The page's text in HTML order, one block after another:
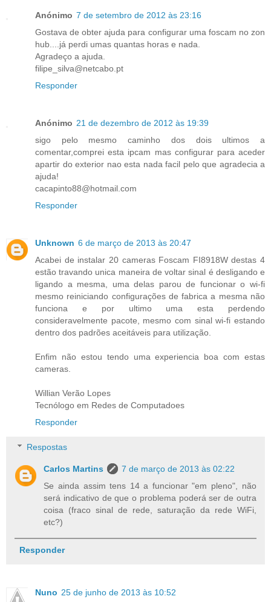
Anónimo 7 de setembro de 2012 às 23:16
Gostava de obter ajuda para configurar uma foscam no zon
hub....já perdi umas quantas horas e nada.
Agradeço a ajuda.
filipe_silva@netcabo.pt
Responder
Anónimo 21 de dezembro de 2012 às 19:39
sigo pelo mesmo caminho dos dois ultimos a
comentar,comprei esta ipcam mas configurar para aceder
apartir do exterior nao esta nada facil pelo que agradecia a
ajuda!
cacapinto88@hotmail.com
Responder
Unknown 6 de março de 2013 às 20:47
Acabei de instalar 20 cameras Foscam FI8918W destas 4
estão travando unica maneira de voltar sinal é desligando e
ligando a mesma, uma delas parou de funcionar o wi-fi
mesmo reiniciando configurações de fabrica a mesma não
funciona e por ultimo uma esta perdendo
consideravelmente pacote, mesmo com sinal wi-fi estando
dentro dos padrões aceitáveis para utilização.
Enfim não estou tendo uma experiencia boa com estas
cameras.
Willian Verão Lopes
Tecnólogo em Redes de Computadoes
Responder
Respostas
Carlos Martins
7 de março de 2013 às 02:22
Se ainda assim tens 14 a funcionar "em pleno", não
será indicativo de que o problema poderá ser de outra
coisa (fraco sinal de rede, saturação da rede WiFi,
etc?)
Responder
Nuno 25 de junho de 2013 às 10:52